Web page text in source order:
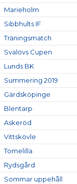
Marieholm
Sibbhults IF
Träningsmatch
Svalövs Cupen
Lunds BK
Summering 2019
Gärdsköpinge
Blentarp
Askeröd
Vittskövle
Tomelilla
Rydsgård
Sommar uppehåll